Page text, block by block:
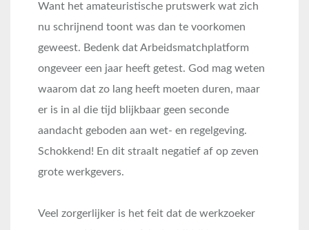
Want het amateuristische prutswerk wat zich
nu schrijnend toont was dan te voorkomen
geweest. Bedenk dat Arbeidsmatchplatform
ongeveer een jaar heeft getest. God mag weten
waarom dat zo lang heeft moeten duren, maar
er is in al die tijd blijkbaar geen seconde
aandacht geboden aan wet- en regelgeving.
Schokkend! En dit straalt negatief af op zeven
grote werkgevers.
Veel zorgerlijker is het feit dat de werkzoeker